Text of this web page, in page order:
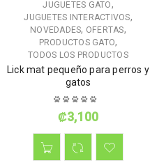
JUGUETES GATO,
JUGUETES INTERACTIVOS,
NOVEDADES, OFERTAS,
PRODUCTOS GATO,
TODOS LOS PRODUCTOS
Lick mat pequeño para perros y
gatos
₡3,100